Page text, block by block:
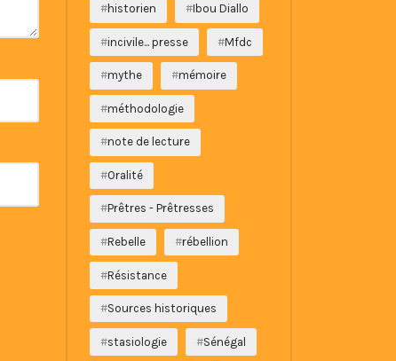
historien Ibou Diallo
incivile... presse Mfdc
mythe mémoire
méthodologie
note de lecture
Oralité
Prêtres - Prêtresses
Rebelle rébellion
Résistance
Sources historiques
stasiologie Sénégal